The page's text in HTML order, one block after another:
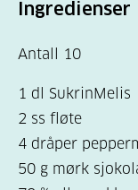
Ingredienser
Antall 10
1 dl SukrinMelis
2 ss fløte
4 dråper
50 g mørk